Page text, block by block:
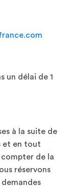
un délai de 1
à la suite de
et en tout
compter de la
réservons
demandes